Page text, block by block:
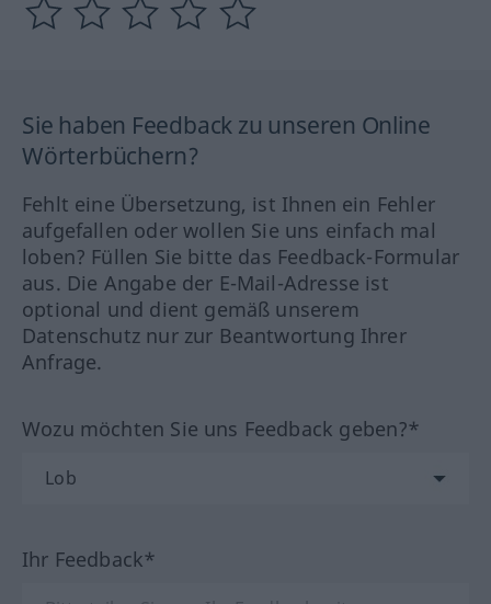
Sie haben Feedback zu unseren Online
Wörterbüchern?
Fehlt eine Übersetzung, ist Ihnen ein Fehler
aufgefallen oder wollen Sie uns einfach mal
loben? Füllen Sie bitte das Feedback-Formular
aus. Die Angabe der E-Mail-Adresse ist
optional und dient gemäß unserem
Datenschutz nur zur Beantwortung Ihrer
Anfrage.
Wozu möchten Sie uns Feedback geben?*
Ihr Feedback*